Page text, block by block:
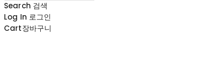
Search 검색
Log In 로그인
Cart장바구니